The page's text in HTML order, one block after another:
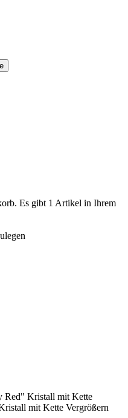
Es gibt 1 Artikel in Ihrem
Kristall mit Kette
Vergrößern